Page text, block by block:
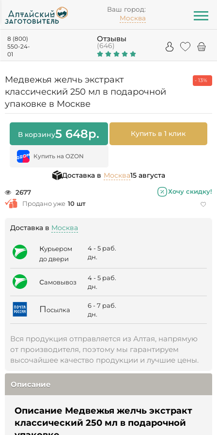
Ваш город:
Москва
8 (800)
550-24-
01
Отзывы
(646)
Медвежья желчь экстракт
классический 250 мл в подарочной
упаковке в Москве
- 13%
В корзину5 648р. Купить в 1 клик
Купить на OZON
Доставка в Москва15 августа
2677
Хочу скидку!
Продано уже 10 шт
Доставка в Москва
курьером
до двери
4 - 5 раб.
дн.
самовывоз
4 - 5 раб.
дн.
Посылка
6 - 7 раб.
дн.
Вся продукция отправляется из Алтая, напрямую
от производителя, поэтому мы гарантируем
высочайшее качество продукции и лучшие цены.
Описание
Описание Медвежья желчь экстракт
классический 250 мл в подарочной